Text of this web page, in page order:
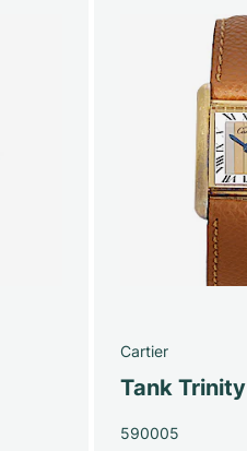
Cartier
Tank Trinity
590005